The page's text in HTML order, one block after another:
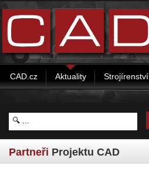
CAD.cz Aktuality Strojírenství
Partneři Projektu CAD